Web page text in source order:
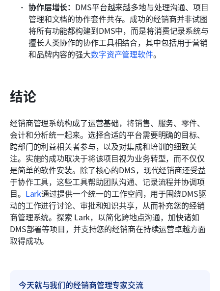
协作层增长： DMS平台越来越多地与处理沟通、项目
管理和文档的协作套件共存。成功的经销商并非试图
将所有功能都构建到DMS中，而是将消费记录系统与
擅长人类协作的协作工具相结合，其中包括用于营销
和品牌内容的强大数字资产管理软件。
结论
经销商管理系统构成了运营基础，将销售、服务、零件、
会计和分析统一起来。选择合适的平台需要明确的目标、
跨部门的利益相关者参与，以及对集成和培训的细致关
注。实施的成功取决于将该项目视为业务转型，而不仅仅
是简单的软件安装。除了核心的DMS，现代经销商还受益
于协作工具，这些工具帮助团队沟通、记录流程并协调项
目。 Lark通过提供一个统一的工作空间，用于围绕DMS驱
动的工作进行讨论、审批和知识共享，从而补充您的经销
商管理系统。探索 Lark，以简化跨地点沟通，加快诸如
DMS部署等项目，并支持您的经销商在持续运营卓越方面
取得成功。
今天就与我们的经销商管理专家交流